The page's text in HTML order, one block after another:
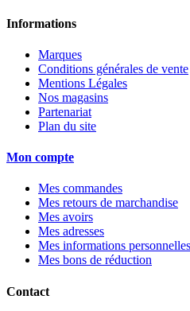
Informations
Marques
Conditions générales de vente
Mentions Légales
Nos magasins
Partenariat
Plan du site
Mon compte
Mes commandes
Mes retours de marchandise
Mes avoirs
Mes adresses
Mes informations personnelles
Mes bons de réduction
Contact